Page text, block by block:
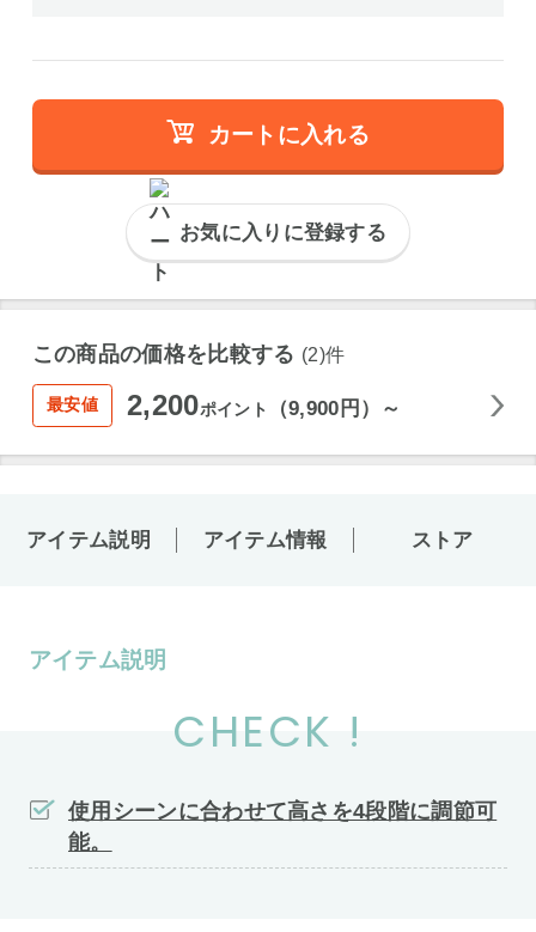
カートに入れる
お気に入りに登録する
この商品の価格を比較する (2)件
最安値 2,200ポイント （9,900円）～
アイテム説明 アイテム情報 ストア
アイテム説明
CHECK !
使用シーンに合わせて高さを4段階に調節可
能。